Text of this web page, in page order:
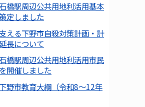
橋駅周辺公共用地利活用基本
定しました
える下野市自殺対策計画・計
長について
橋駅周辺公共用地利活用市民
開催しました
野市教育大綱（令和8～12年